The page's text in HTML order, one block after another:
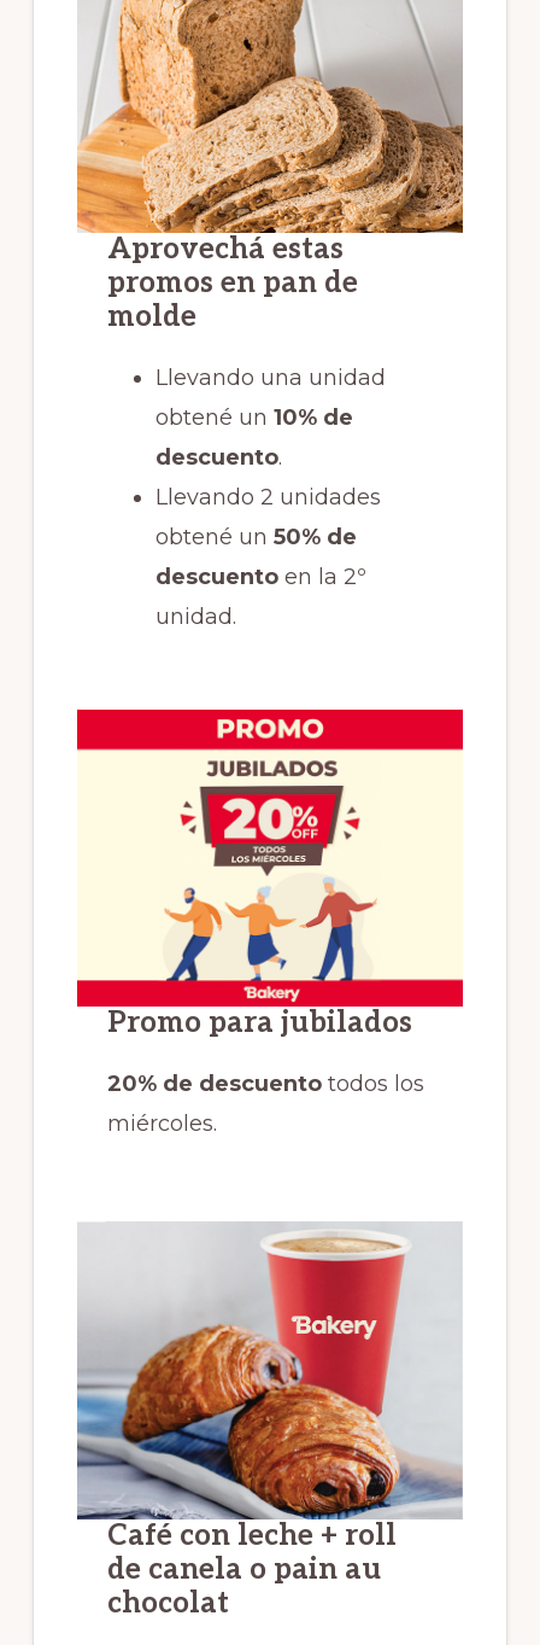
Aprovechá estas
promos en pan de
molde
Llevando una unidad
obtené un10% de
descuento.
Llevando 2 unidades
obtené un50% de
descuentoen la 2º
unidad.
Promo para jubilados
20% de descuento todos los
miércoles.
Café con leche + roll
de canela o pain au
chocolat